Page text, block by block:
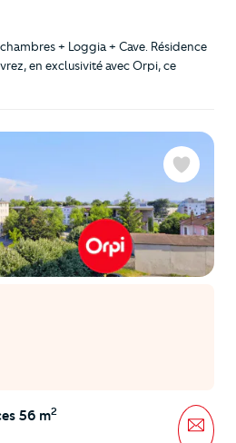
+ Loggia + Cave. Résidence
en exclusivité avec Orpi, ce
56 m2
Favoris